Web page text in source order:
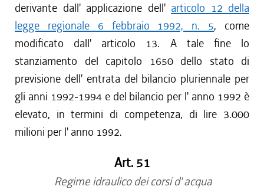
derivante dall' applicazione dell' articolo 12 della
legge regionale 6 febbraio 1992, n. 5, come
modificato dall' articolo 13. A tale fine lo
stanziamento del capitolo 1650 dello stato di
previsione dell' entrata del bilancio pluriennale per
gli anni 1992-1994 e del bilancio per l' anno 1992 è
elevato, in termini di competenza, di lire 3.000
milioni per l' anno 1992.
Art. 51
Regime idraulico dei corsi d' acqua